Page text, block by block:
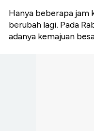
Hanya beberapa jam
berubah lagi. Pada
adanya kemajuan